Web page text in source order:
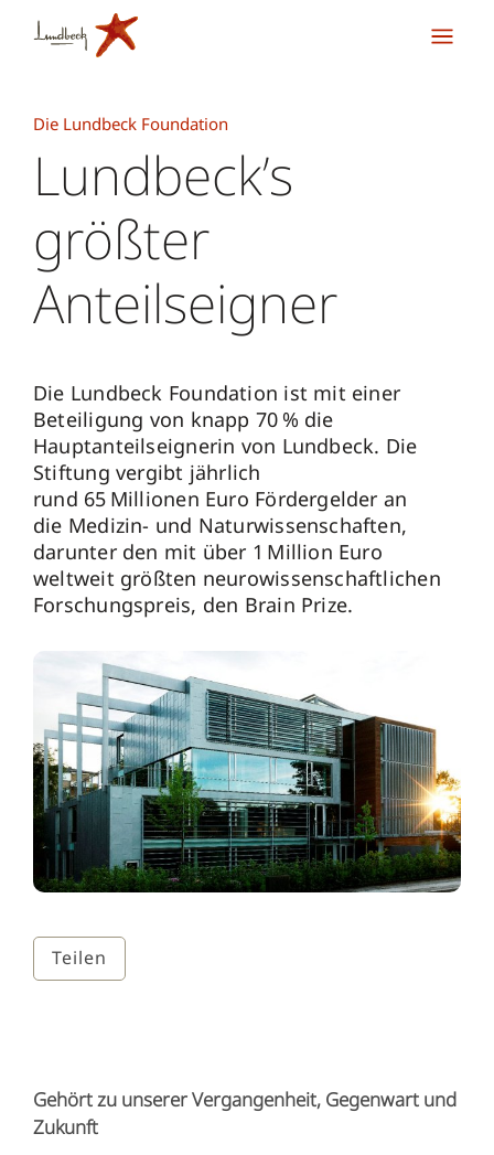
Teilen
Die Lundbeck Foundation
Lundbeck’s
größter
Anteilseigner
Die Lundbeck Foundation ist mit einer
Beteiligung von knapp 70 % die
Hauptanteilseignerin von Lundbeck. Die
Stiftung vergibt jährlich
rund 65 Millionen Euro Fördergelder an
die Medizin- und Naturwissenschaften,
darunter den mit über 1 Million Euro
weltweit größten neurowissenschaftlichen
Forschungspreis, den Brain Prize.
Gehört zu unserer Vergangenheit, Gegenwart und
Zukunft